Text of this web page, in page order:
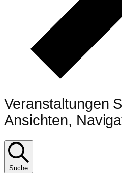
Veranstaltungen
Ansichten,
Suche